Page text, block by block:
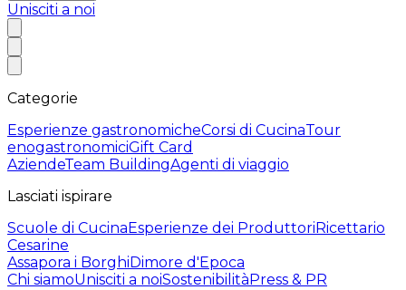
Unisciti a noi
Categorie
Esperienze gastronomicheCorsi di CucinaTour
enogastronomiciGift Card
AziendeTeam BuildingAgenti di viaggio
Lasciati ispirare
Scuole di CucinaEsperienze dei ProduttoriRicettario
Cesarine
Assapora i BorghiDimore d'Epoca
Chi siamoUnisciti a noiSostenibilitàPress & PR